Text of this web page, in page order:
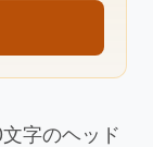
字のヘッド